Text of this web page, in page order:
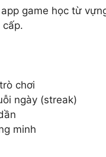
game học từ
chơi
ngày (streak)
minh